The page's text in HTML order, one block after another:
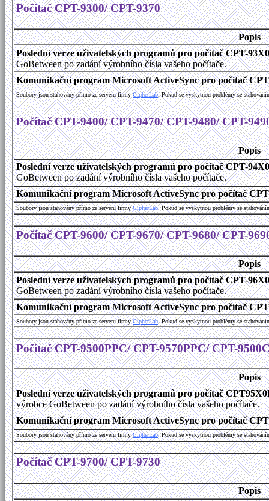
Počítač CPT-9300/ CPT-9370
Popis
Poslední verze uživatelských programů pro počítač CPT-93X0
GoBetween po zadání výrobního čísla vašeho počítače.
Komunikační program Microsoft ActiveSync pro počítač
Soubory jsou stahovány přímo ze serveru firmyCipherLab. Pokud se vyskytnou problémy se
Počítač CPT-9400/ CPT-9470/ CPT-9480/ CPT-
Popis
Poslední verze uživatelských programů pro počítač CPT-94X0
GoBetween po zadání výrobního čísla vašeho počítače.
Komunikační program Microsoft ActiveSync pro počítač
Soubory jsou stahovány přímo ze serveru firmyCipherLab. Pokud se vyskytnou problémy se
Počítač CPT-9600/ CPT-9670/ CPT-9680/ CPT-
Popis
Poslední verze uživatelských programů pro počítač CPT-96X0
GoBetween po zadání výrobního čísla vašeho počítače.
Komunikační program Microsoft ActiveSync pro počítač
Soubory jsou stahovány přímo ze serveru firmyCipherLab. Pokud se vyskytnou problémy se
Počítač CPT-9500PPC/ CPT-9570PPC/ CPT-
Popis
Poslední verze uživatelských programů pro počítač
výrobce GoBetween po zadání výrobního čísla vašeho počítače.
Komunikační program Microsoft ActiveSync pro počítač
Soubory jsou stahovány přímo ze serveru firmyCipherLab. Pokud se vyskytnou problémy se
Počítač CPT-9700/ CPT-9730
Popis